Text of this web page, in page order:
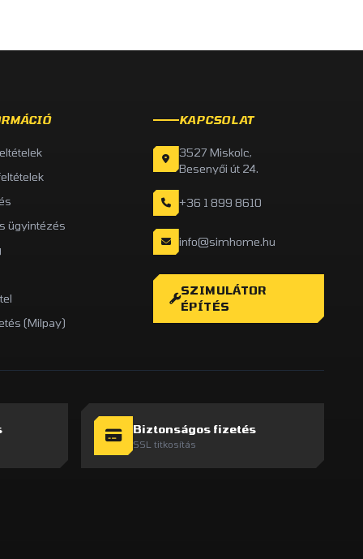
ügyintézés
(Milpay)
KAPCSOLAT
3527 Miskolc,
Besenyői út 24.
+36 1 899 8610
info@simhome.hu
SZIMULÁTOR
ÉPÍTÉS
Biztonságos fizetés
SSL titkosítás